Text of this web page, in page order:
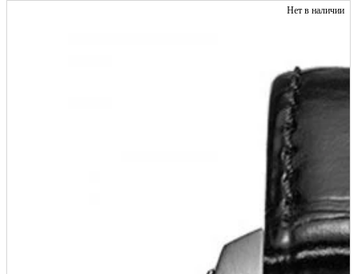
Нет в наличии